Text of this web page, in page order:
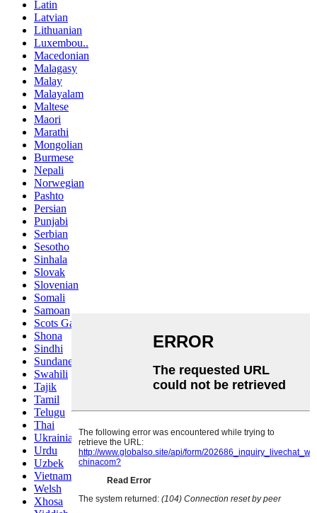
Latin
Latvian
Lithuanian
Luxembou..
Macedonian
Malagasy
Malay
Malayalam
Maltese
Maori
Marathi
Mongolian
Burmese
Nepali
Norwegian
Pashto
Persian
Punjabi
Serbian
Sesotho
Sinhala
Slovak
Slovenian
Somali
Samoan
Scots Gaelic
Shona
Sindhi
Sundanese
Swahili
Tajik
Tamil
Telugu
Thai
Ukrainian
Urdu
Uzbek
Vietnamese
Welsh
Xhosa